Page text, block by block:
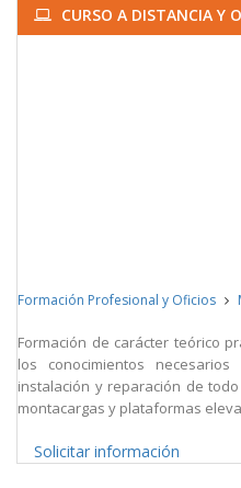
CURSO A DISTANCIA Y
Formación Profesional y Oficios
Formación de carácter teórico
los conocimientos
instalación y reparación de
montacargas y plataformas
Solicitar información